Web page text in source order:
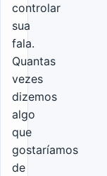
controlar
sua
fala.
Quantas
vezes
dizemos
algo
que
gostaríamos
de